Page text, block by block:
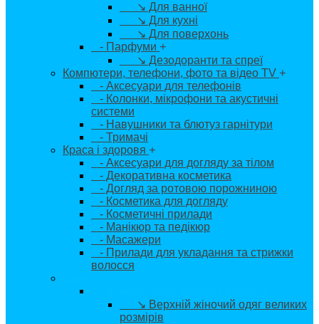
↘ Для ванної
↘ Для кухні
↘ Для поверхонь
- Парфуми +
↘ Дезодоранти та спреї
Компютери, телефони, фото та відео TV +
- Аксесуари для телефонів
- Колонки, мікрофони та акустичні
системи
- Навушники та блютуз гарнітури
- Тримачі
Краса і здоровя +
- Аксесуари для догляду за тілом
- Декоративна косметика
- Догляд за ротовою порожниною
- Косметика для догляду
- Косметичні прилади
- Манікюр та педікюр
- Масажери
- Прилади для укладання та стрижки
волосся
↘ Верхній жіночий одяг великих
розмірів